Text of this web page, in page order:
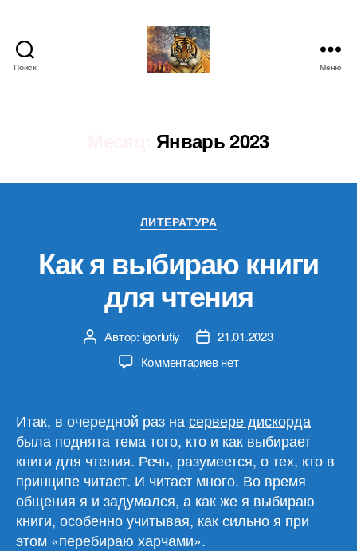
Поиск Меню
Январь 2023
Рубрики
ЛИТЕРАТУРА
Как я выбираю книги
для чтения
Автор
записи
Автор: igorlutiy
Дата21.01.2023
Комментариевк
выбираю
книги
для
чтения
нет
Итак, в очередной раз на сервере дискорда
была поднята тема того, кто и как выбирает
книги для чтения. Речь, разумеется, о тех, кто в
принципе читает. И читает много. Во время
общения я и задумался, а как же я выбираю
книги, особенно учитывая, как сильно я при
этом «перебираю харчами».